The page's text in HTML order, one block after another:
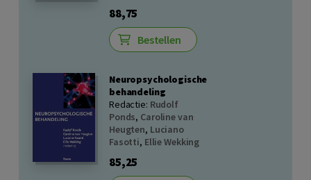
88,75
Bestellen
Neuropsychologische
behandeling
Redactie: Rudolf
Ponds, Caroline van
Heugten, Luciano
Fasotti, Ellie Wekking
85,25